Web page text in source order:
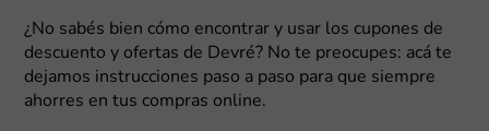
¿No sabés bien cómo encontrar y usar los cupones de
descuento y ofertas de Devré? No te preocupes: acá te
dejamos instrucciones paso a paso para que siempre
ahorres en tus compras online.